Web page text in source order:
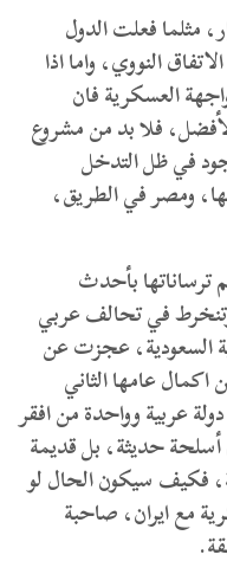
مثلما فعلت الدول
النووي، واما اذا
العسكرية فان
فلا بد من مشروع
في ظل التدخل
ومصر في الطريق،
بأحدث
وتنخرط في تحالف عربي
السعودية، عجزت عن
عامها الثاني
عربية وواحدة من افقر
حديثة، بل قديمة
فكيف سيكون الحال لو
مع ايران، صاحبة